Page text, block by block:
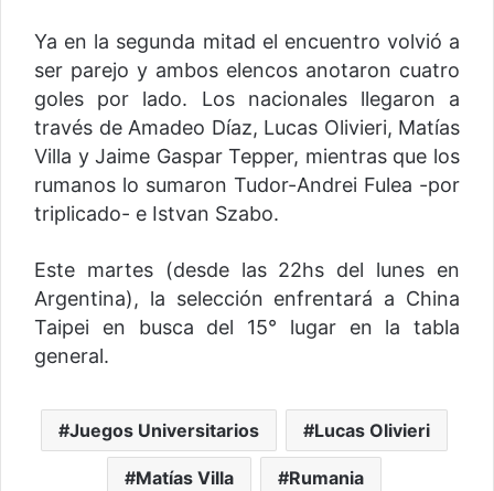
Ya en la segunda mitad el encuentro volvió a
ser parejo y ambos elencos anotaron cuatro
goles por lado. Los nacionales llegaron a
través de Amadeo Díaz, Lucas Olivieri, Matías
Villa y Jaime Gaspar Tepper, mientras que los
rumanos lo sumaron Tudor-Andrei Fulea -por
triplicado- e Istvan Szabo.
Este martes (desde las 22hs del lunes en
Argentina), la selección enfrentará a China
Taipei en busca del 15° lugar en la tabla
general.
Juegos Universitarios Lucas Olivieri
Matías Villa Rumania